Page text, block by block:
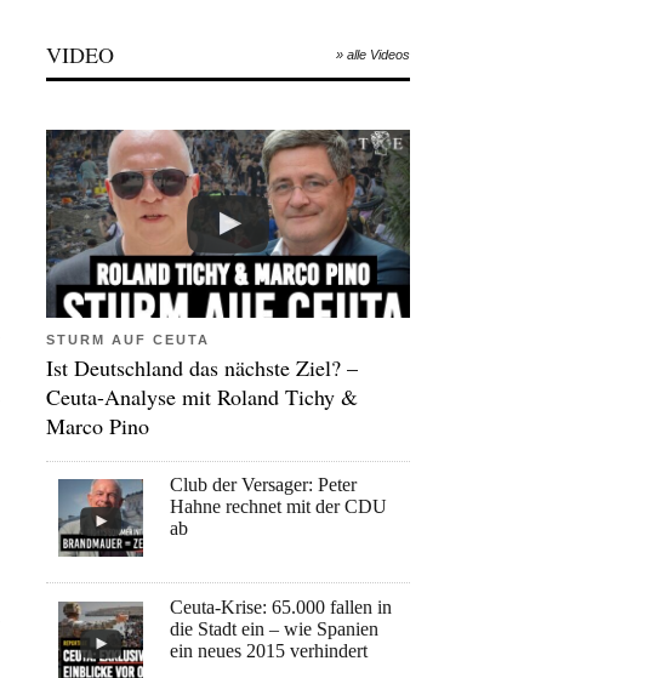
VIDEO » alle Videos
STURM AUF CEUTA
Ist Deutschland das nächste Ziel? –
Ceuta-Analyse mit Roland Tichy &
Marco Pino
Club der Versager: Peter
Hahne rechnet mit der CDU
ab
Ceuta-Krise: 65.000 fallen in
die Stadt ein – wie Spanien
ein neues 2015 verhindert